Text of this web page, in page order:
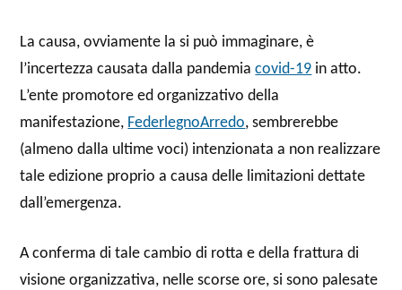
La causa, ovviamente la si può immaginare, è
l’incertezza causata dalla pandemiacovid-19 in atto.
L’ente promotore ed organizzativo della
manifestazione, FederlegnoArredo, sembrerebbe
(almeno dalla ultime voci) intenzionata a non realizzare
tale edizione proprio a causa delle limitazioni dettate
dall’emergenza.
A conferma di tale cambio di rotta e della frattura di
visione organizzativa, nelle scorse ore, si sono palesate